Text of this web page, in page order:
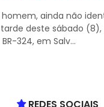
ainda não
deste sábado (8),
324, em Salv...